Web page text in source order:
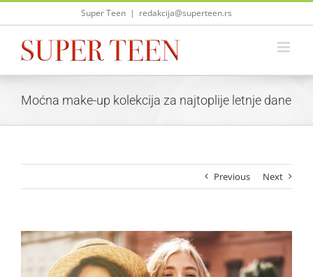
Skip
Super Teen | redakcija@superteen.rs
Moćna make-up kolekcija za najtoplije letnje dane
Previous Next
View
Larger